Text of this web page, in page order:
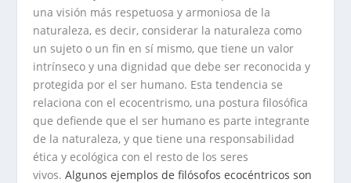
una visión más respetuosa y armoniosa de la
naturaleza, es decir, considerar la naturaleza como
un sujeto o un fin en sí mismo, que tiene un valor
intrínseco y una dignidad que debe ser reconocida y
protegida por el ser humano. Esta tendencia se
relaciona con el ecocentrismo, una postura filosófica
que defiende que el ser humano es parte integrante
de la naturaleza, y que tiene una responsabilidad
ética y ecológica con el resto de los seres
vivos.Algunos ejemplos de filósofos ecocéntricos son